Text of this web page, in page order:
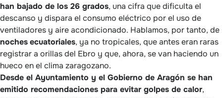
han bajado de los 26 grados, una cifra que dificulta el
descanso y dispara el consumo eléctrico por el uso de
ventiladores y aire acondicionado. Hablamos, por tanto, de
nochesecuatoriales, ya no tropicales, que antes eran raras
registrar a orillas del Ebro y que, ahora, se van haciendo un
hueco en el clima zaragozano.
Desde el Ayuntamiento y el Gobierno de Aragón se han
emitido recomendaciones para evitar golpes de calor,